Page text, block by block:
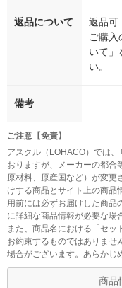
返品について
返品可
ご購入
いて」
い。
備考
ご注意【免責】
アスクル（LOHACO）では
おりますが、メーカーの都合
原材料、原産国など）が変更
けする商品とサイト上の商品
用前には必ずお届けした商品
に詳細な商品情報が必要な場
また、商品名における「セッ
お約束するものではありませ
場合がございます。あらかじ
商品